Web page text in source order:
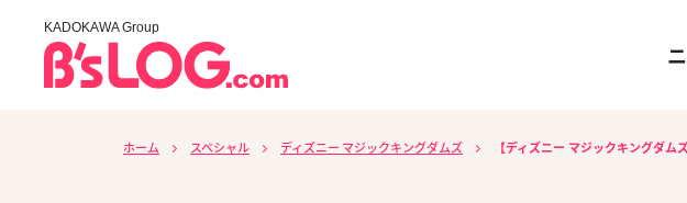
KADOKAWA Group
ホーム スペシャル ディズニー マジックキングダムズ 【ディズニー マジックキングダ